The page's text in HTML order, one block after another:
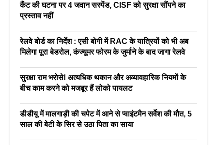
कैंट की घटना पर 4 जवान सस्पेंड, CISF को सुरक्षा सौंपने का
प्रस्ताव नहीं
रेलवे बोर्ड का निर्देश : एसी बोगी में RAC के यात्रियों को भी अब
मिलेगा पूरा बेडरोल, कंज्यूमर फोरम के जुर्माने के बाद जागा रेलवे
सुरक्षा राम भरोसे! अत्यधिक थकान और अव्यावहारिक नियमों के
बीच काम करने को मजबूर हैं लोको पायलट
डीडीयू में मालगाड़ी की चपेट में आने से प्वाइंटमैन सर्वेश की मौत, 5
साल की बेटी के सिर से उठा पिता का साया